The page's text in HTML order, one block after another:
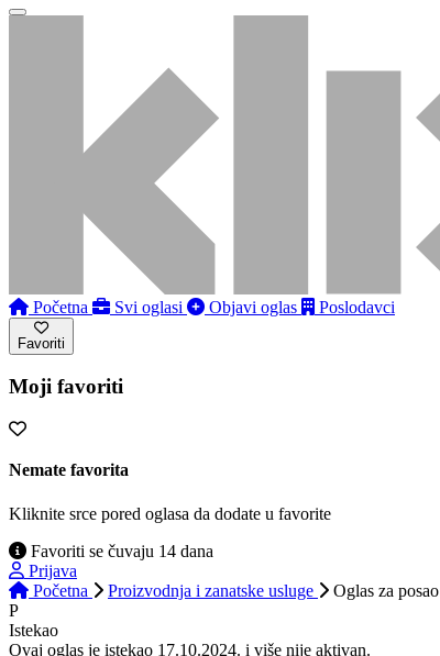
Početna Svi oglasi Objavi oglas Poslodavci
Favoriti
Moji favoriti
Nemate favorita
Kliknite srce pored oglasa da dodate u favorite
Favoriti se čuvaju 14 dana
Prijava
Početna
Proizvodnja i zanatske usluge Oglas za posao
P
Istekao
Ovaj oglas je istekao 17.10.2024. i više nije aktivan.